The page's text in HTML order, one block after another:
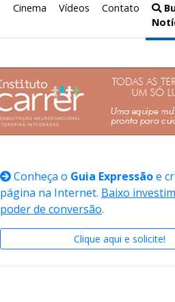
Cinema Vídeos Contato
Conheça o Guia Expressãoe
página na Internet. Baixo
poder de conversão.
Clique aqui e solicite!